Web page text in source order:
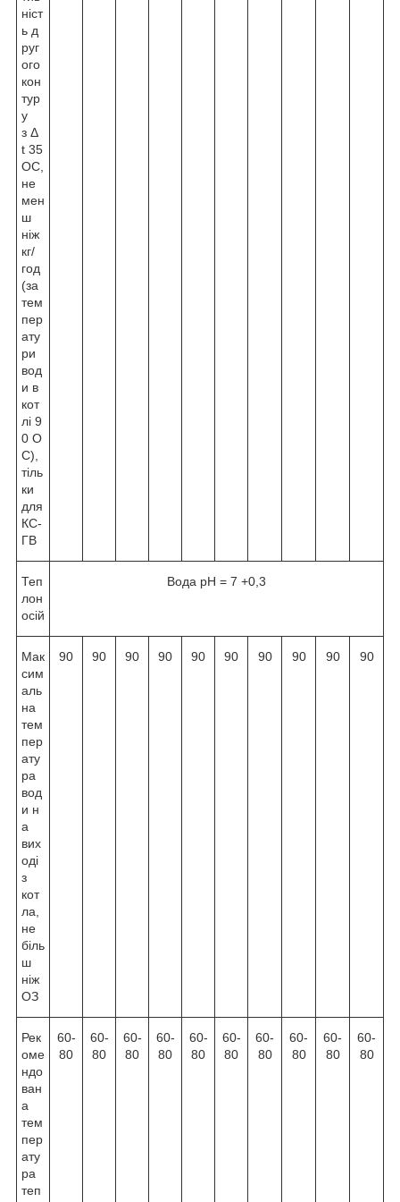
ніст
ь д
руг
ого
кон
тур
у
з Δ
t 35
ОС,
не
мен
ш
ніж
кг/
год
(за
тем
пер
ату
ри
вод
и в
кот
лі 9
0 О
С),
тіль
ки
для
КС-
ГВ
Теп
лон
осій
Вода pH = 7 +0,3
Мак
сим
аль
на
тем
пер
ату
ра
вод
и н
а
вих
оді
з
кот
ла,
не
біль
ш
ніж
ОЗ
90 90 90 90 90 90 90 90 90 90
Рек
оме
ндо
ван
а
тем
пер
ату
ра
теп
60-
80
60-
80
60-
80
60-
80
60-
80
60-
80
60-
80
60-
80
60-
80
60-
80